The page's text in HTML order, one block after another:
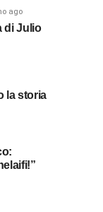
ago
di Julio
la storia